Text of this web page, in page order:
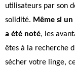
utilisateurs par son
solidité. Même si
a été noté, les
êtes à la recherche
sécher votre linge,